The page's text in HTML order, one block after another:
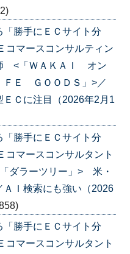
「勝手にＥＣサイト分
マースコンサルティン
<「ＷＡＫＡＩ オン
Ｅ ＧＯＯＤＳ」>／
Ｃに注目（2026年2月1
「勝手にＥＣサイト分
マースコンサルタント
ダラーツリー」> 米・
Ｉ検索にも強い（2026
「勝手にＥＣサイト分
マースコンサルタント